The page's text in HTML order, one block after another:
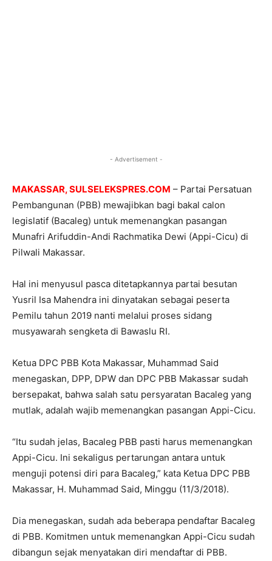
- Advertisement -
MAKASSAR, SULSELEKSPRES.COM – Partai Persatuan
Pembangunan (PBB) mewajibkan bagi bakal calon
legislatif (Bacaleg) untuk memenangkan pasangan
Munafri Arifuddin-Andi Rachmatika Dewi (Appi-Cicu) di
Pilwali Makassar.
Hal ini menyusul pasca ditetapkannya partai besutan
Yusril Isa Mahendra ini dinyatakan sebagai peserta
Pemilu tahun 2019 nanti melalui proses sidang
musyawarah sengketa di Bawaslu RI.
Ketua DPC PBB Kota Makassar, Muhammad Said
menegaskan, DPP, DPW dan DPC PBB Makassar sudah
bersepakat, bahwa salah satu persyaratan Bacaleg yang
mutlak, adalah wajib memenangkan pasangan Appi-Cicu.
“Itu sudah jelas, Bacaleg PBB pasti harus memenangkan
Appi-Cicu. Ini sekaligus pertarungan antara untuk
menguji potensi diri para Bacaleg,” kata Ketua DPC PBB
Makassar, H. Muhammad Said, Minggu (11/3/2018).
Dia menegaskan, sudah ada beberapa pendaftar Bacaleg
di PBB. Komitmen untuk memenangkan Appi-Cicu sudah
dibangun sejak menyatakan diri mendaftar di PBB.